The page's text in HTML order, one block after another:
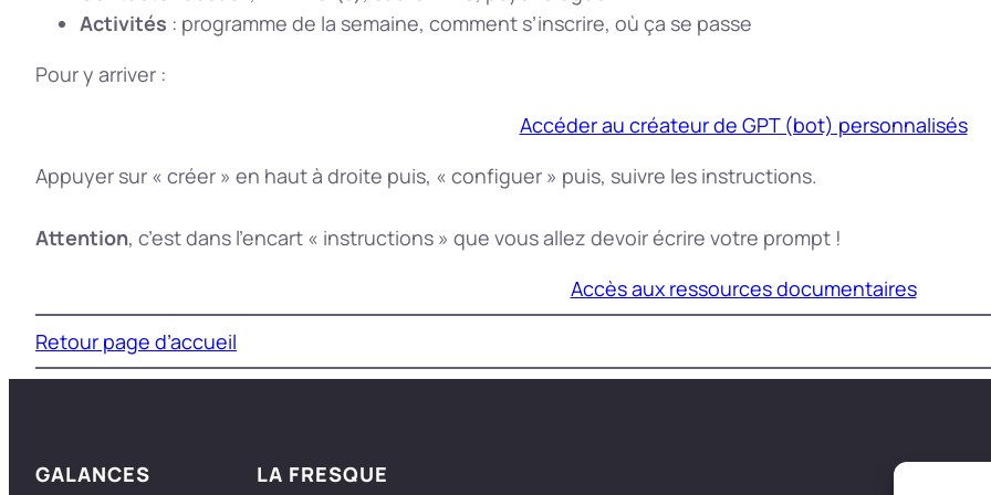
Activités : programme de la semaine, comment s’inscrire, où ça se passe
Pour y arriver :
Accéder au créateur de GPT (bot) personnalisés
Appuyer sur « créer » en haut à droite puis, « configuer » puis, suivre les instructions.
Attention, c’est dans l’encart « instructions » que vous allez devoir écrire votre prompt !
Accès aux ressources documentaires
Retour page d’accueil
GALANCES LA FRESQUE